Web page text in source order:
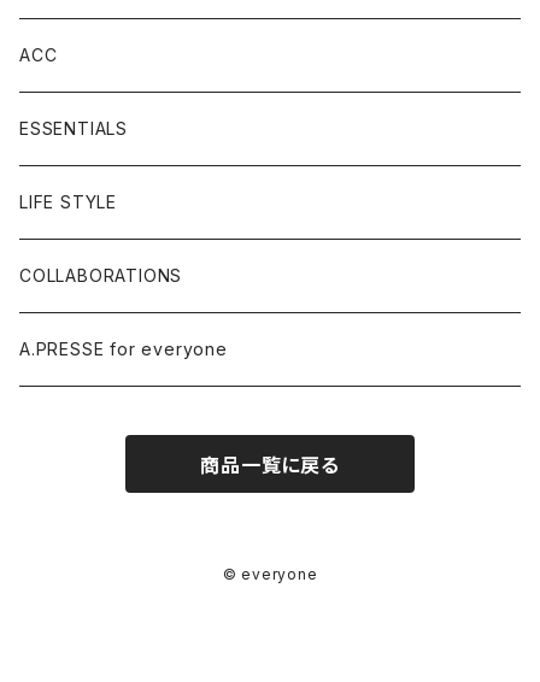
ACC
ESSENTIALS
LIFE STYLE
COLLABORATIONS
A.PRESSE for everyone
商品一覧に戻る
© everyone